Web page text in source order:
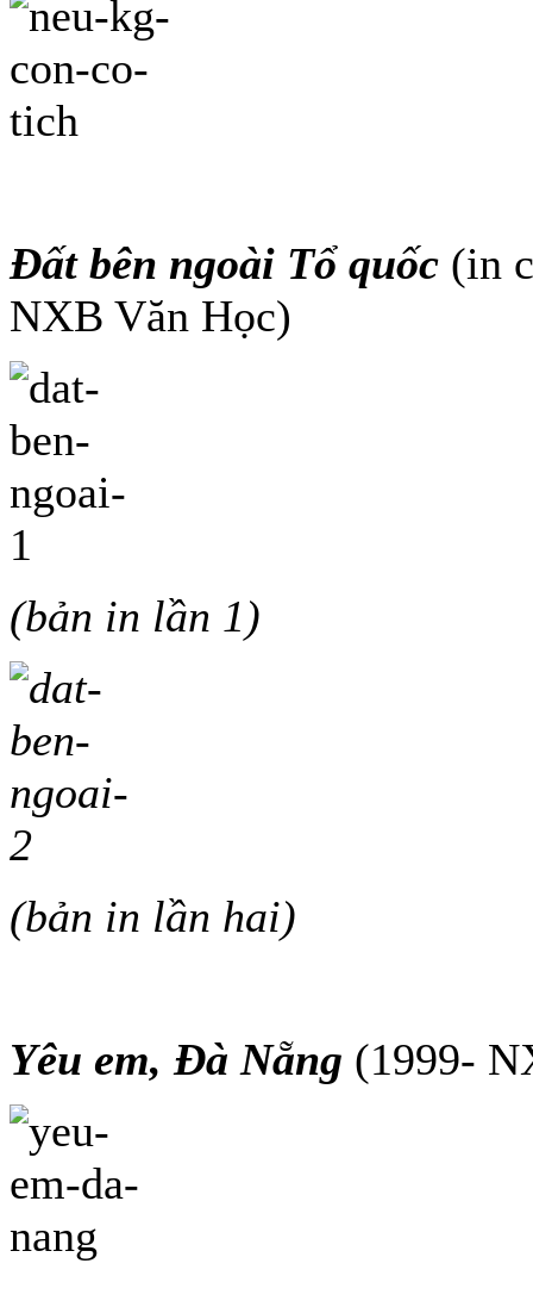
Đất bên ngoài Tổ quốc (in
NXB Văn Học)
(bản in lần 1)
(bản in lần hai)
Yêu em, Đà Nẵng (1999-